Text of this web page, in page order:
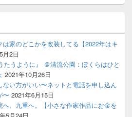
家のどこかを改装してる【2022年はキ
月2日
たうように』 ＠清流公園：ぼくらはひと
2021年10月26日
ない方がいい〜ネットと電話を申し込ん
〜 2021年6月15日
、九重へ。【小さな作家作品にお金を